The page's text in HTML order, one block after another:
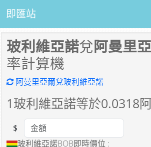
即匯站
玻利維亞諾兌阿曼里
率計算機
阿曼里亞爾兌玻利維亞諾
1玻利維亞諾等於0.0318
Amount
$
玻利維亞諾BOB即時價位 :